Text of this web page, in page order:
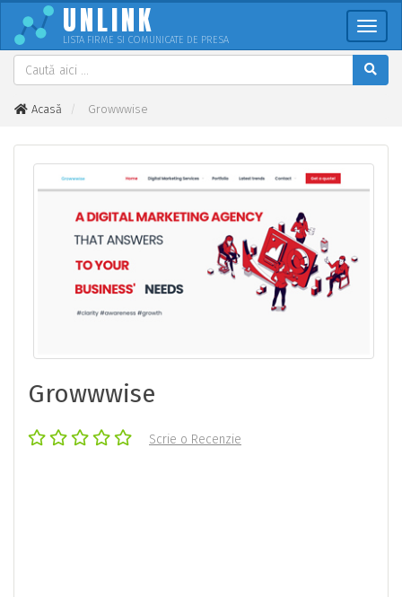
UNLINK
LISTA FIRME SI COMUNICATE DE PRESA
Acasă Growwwise
Growwwise
Scrie o Recenzie